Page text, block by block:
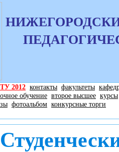
2012 контакты факультеты
обучение второе высшее курсы
фотоальбом конкурсные торги